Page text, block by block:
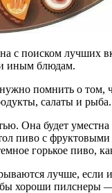
с поиском лучших
иным блюдам.
помнить о том,
салаты и рыба.
Она будет
пиво с
горькое пиво,
лучше,
хороши пилснеры